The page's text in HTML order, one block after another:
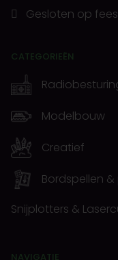
Gesloten op
CATEGORIEËN
Modelbouw
Creatief
Bordspellen &
Snijplotters &
NAVIGATIE